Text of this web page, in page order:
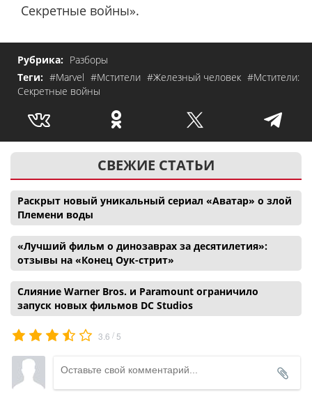
Секретные войны».
Рубрика: Разборы
Теги: #Marvel #Мстители #Железный человек #Мстители:
Секретные войны
СВЕЖИЕ СТАТЬИ
Раскрыт новый уникальный сериал «Аватар» о злой
Племени воды
«Лучший фильм о динозаврах за десятилетия»:
отзывы на «Конец Оук-стрит»
Слияние Warner Bros. и Paramount ограничило
запуск новых фильмов DC Studios
3.6 / 5